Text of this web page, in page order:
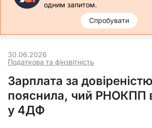
одним запитом.
Спробувати
Податкова та фінзвітність
30.06.2026
Зарплата за
пояснила, чий РНОКПП
у 4ДФ